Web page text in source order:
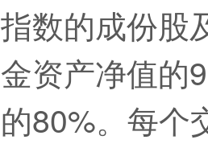
指数的成份股
金资产净值的
的80%。每个